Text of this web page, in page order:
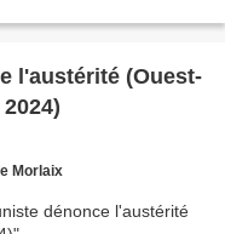
l'austérité (Ouest-
Morlaix